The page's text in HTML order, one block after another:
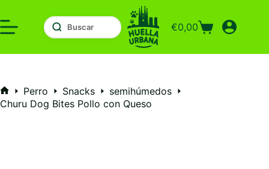
al
contenido
Carro
compra
€0,00
Inicio
Perro Snacks
semihúmedos
Churu Dog Bites Pollo con Queso